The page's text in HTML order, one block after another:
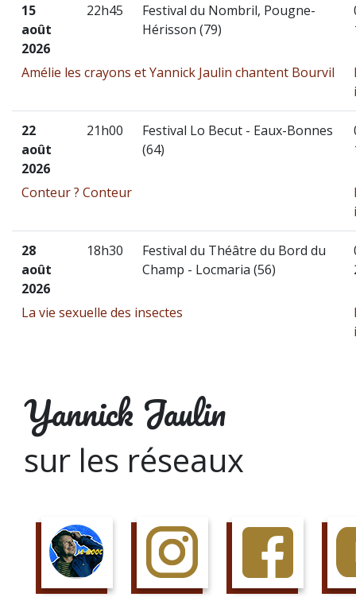
15
août
2026
22h45
Festival du Nombril, Pougne-
Hérisson (79)
Amélie les crayons et Yannick Jaulin chantent Bourvil
22
août
2026
21h00
Festival Lo Becut - Eaux-Bonnes
(64)
Conteur ? Conteur
28
août
2026
18h30
Festival du Théâtre du Bord du
Champ - Locmaria (56)
La vie sexuelle des insectes
Yannick Jaulin
sur les réseaux